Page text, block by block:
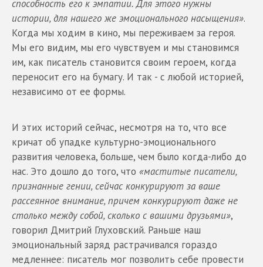
способность его к эмпатии. Для этого нужны
истории, для нашего же эмоционального насыщения».
Когда мы ходим в кино, мы переживаем за героя.
Мы его видим, мы его чувствуем и мы становимся
им, как писатель становится своим героем, когда
переносит его на бумагу. И так - с любой историей,
независимо от ее формы.
И этих историй сейчас, несмотря на то, что все
кричат об упадке культурно-эмоционального
развития человека, больше, чем было когда-либо до
нас. Это дошло до того, что «маститые писатели,
признанные гении, сейчас конкурируют за ваше
рассеянное внимание, причем конкурируют даже не
столько между собой, сколько с вашими друзьями»,
говорил Дмитрий Глуховский. Раньше наш
эмоциональный заряд растрачивался гораздо
медленнее: писатель мог позволить себе провести